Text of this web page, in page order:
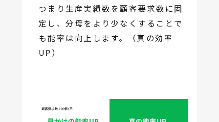
つまり生産実績数を顧客要求数に固
定し、分母をより少なくすることで
も能率は向上します。（真の効率
UP）